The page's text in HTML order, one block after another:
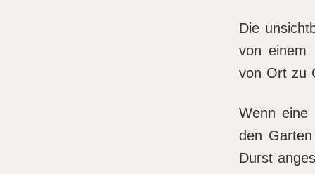
Die
von einem
von Ort zu
Wenn eine
den
Durst